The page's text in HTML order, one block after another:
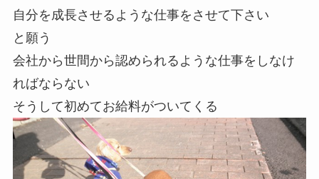
自分を成長させるような仕事をさせて下さい
と願う
会社から世間から認められるような仕事をしなけ
ればならない
そうして初めてお給料がついてくる